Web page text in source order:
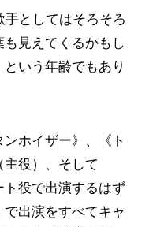
としてはそろそろ
見えてくるかもし
いう年齢でもあり
ホイザー》、《ト
主役）、そして
ト役で出演するはず
出演をすべてキャ